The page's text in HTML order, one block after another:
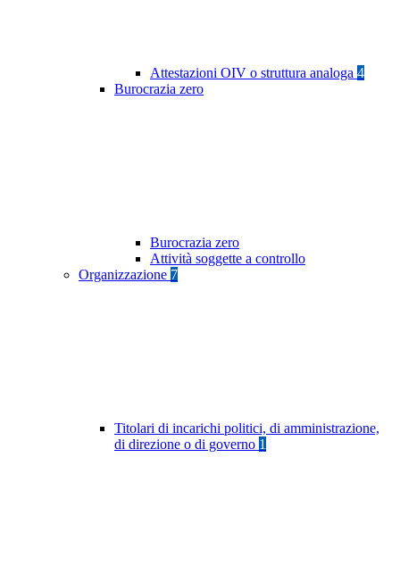
Attestazioni OIV o struttura analoga 4
Burocrazia zero
Burocrazia zero
Attività soggette a controllo
Organizzazione 7
Titolari di incarichi politici, di amministrazione,
di direzione o di governo 1